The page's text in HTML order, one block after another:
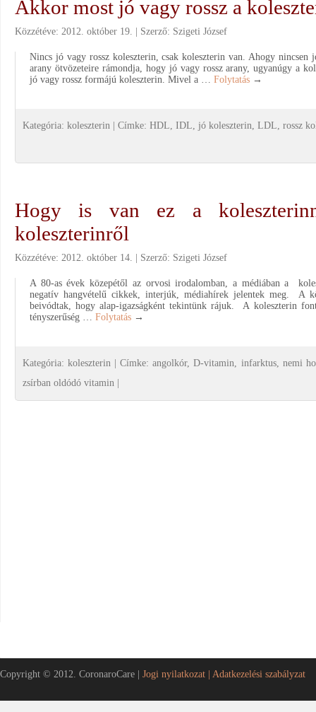
Akkor most jó vagy rossz a
Közzétéve: 2012. október 19. Szerző: Szigeti József
Nincs jó vagy rossz koleszterin, csak koleszterin van. Ahogy nincsen
arany ötvözeteire rámondja, hogy jó vagy rossz arany, ugyanúgy a
jó vagy rossz formájú koleszterin. Mivel a … Folytatás →
Kategória: koleszterin Címke: HDL, IDL, jó koleszterin, LDL, rossz
Hogy is van ez a
koleszterinről
Közzétéve: 2012. október 14. Szerző: Szigeti József
A 80-as évek közepétől az orvosi irodalomban, a médiában a
negatív hangvételű cikkek, interjúk, médiahírek jelentek meg. A
beivódtak, hogy alap-igazságként tekintünk rájuk. A koleszterin
tényszerűség … Folytatás →
Kategória: koleszterin |Címke: angolkór,D-vitamin infarktus, nemi
zsírban oldódó vitamin
Copyright © 2012. CoronaroCare | Jogi nyilatkozat | Adatkezelési szabályzat